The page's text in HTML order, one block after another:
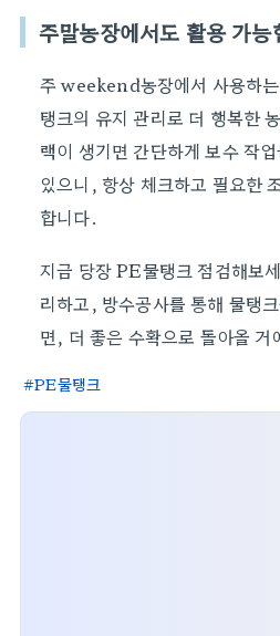
주말농장에서도 활용 가능
주 weekend농장에서 사용하
탱크의 유지 관리로 더 행복한
랙이 생기면 간단하게 보수 작
있으니, 항상 체크하고 필요한
합니다.
지금 당장 PE물탱크 점검해보
리하고, 방수공사를 통해 물탱
면, 더 좋은 수확으로 돌아올 거
PE물탱크